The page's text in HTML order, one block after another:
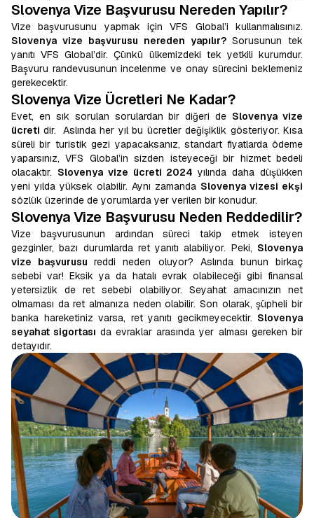
Slovenya Vize Başvurusu Nereden Yapılır?
Vize başvurusunu yapmak için VFS Global’i kullanmalısınız.
Slovenya vize başvurusu nereden yapılır? Sorusunun tek
yanıtı VFS Global’dir. Çünkü ülkemizdeki tek yetkili kurumdur.
Başvuru randevusunun incelenme ve onay sürecini beklemeniz
gerekecektir.
Slovenya Vize Ücretleri Ne Kadar?
Evet, en sık sorulan sorulardan bir diğeri de Slovenya vize
ücreti dir.
Aslında her yıl bu ücretler değişiklik gösteriyor. Kısa
süreli bir turistik gezi yapacaksanız, standart fiyatlarda ödeme
yaparsınız, VFS Global’in sizden isteyeceği bir hizmet bedeli
olacaktır. Slovenya vize ücreti 2024yılında daha düşükken
yeni yılda yüksek olabilir. Aynı zamanda Slovenya vizesi ekşi
sözlük üzerinde de yorumlarda yer verilen bir konudur.
Slovenya Vize Başvurusu Neden Reddedilir?
Vize başvurusunun ardından süreci takip etmek isteyen
gezginler, bazı durumlarda ret yanıtı alabiliyor. Peki, Slovenya
vize başvurusureddi neden oluyor? Aslında bunun birkaç
sebebi var! Eksik ya da hatalı evrak olabileceği gibi finansal
yetersizlik de ret sebebi olabiliyor. Seyahat amacınızın net
olmaması da ret almanıza neden olabilir. Son olarak, şüpheli bir
banka hareketiniz varsa, ret yanıtı gecikmeyecektir. Slovenya
seyahat sigortası da evraklar arasında yer alması gereken bir
detayıdır.